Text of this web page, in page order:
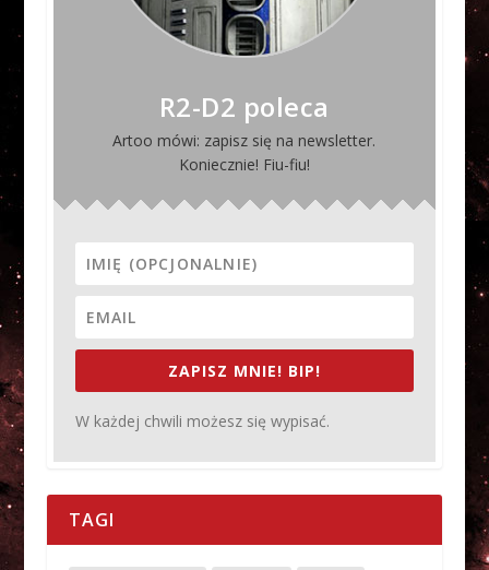
R2-D2 poleca
Artoo mówi: zapisz się na newsletter.
Koniecznie! Fiu-fiu!
ZAPISZ MNIE! BIP!
W każdej chwili możesz się wypisać.
TAGI